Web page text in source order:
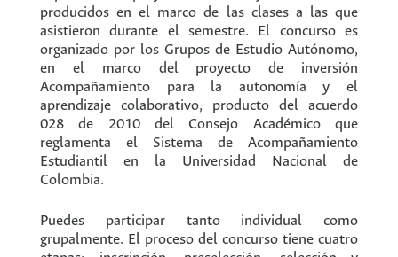
producidos en el marco de las clases a las que
asistieron durante el semestre. El concurso es
organizado por los Grupos de Estudio Autónomo,
en el marco del proyecto de inversión
Acompañamiento para la autonomía y el
aprendizaje colaborativo, producto del acuerdo
028 de 2010 del Consejo Académico que
reglamenta el Sistema de Acompañamiento
Estudiantil en la Universidad Nacional de
Colombia.
Puedes participar tanto individual como
grupalmente. El proceso del concurso tiene cuatro